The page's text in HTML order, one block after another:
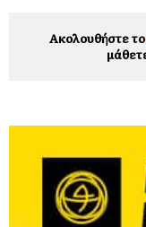
Ακολουθήστε το